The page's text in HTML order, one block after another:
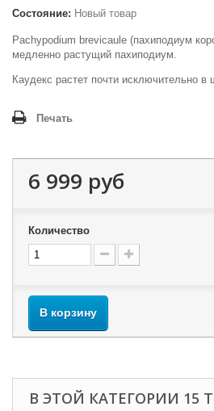
Состояние: Новый товар
Pachypodium brevicaule (пахиподиум
медленно растущий пахиподиум.
Каудекс растет почти исключительно в
Печать
6 999 руб
Количество
В корзину
В ЭТОЙ КАТЕГОРИИ 15